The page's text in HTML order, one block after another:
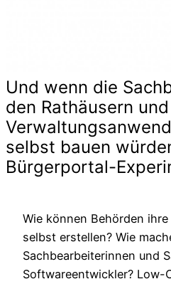
Und wenn die
den Rathäusern
selbst bauen
Bürgerportal-
Wie können Behörden
selbst erstellen? Wie
Sachbearbeiterinnen und
Softwareentwickler? Low-